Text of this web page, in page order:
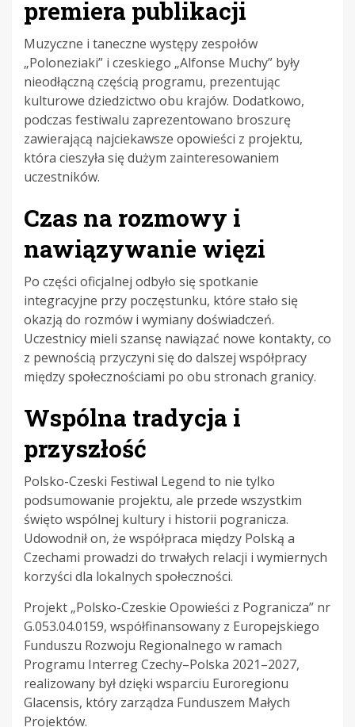
premiera publikacji
Muzyczne i taneczne występy zespołów
„Poloneziaki” i czeskiego „Alfonse Muchy” były
nieodłączną częścią programu, prezentując
kulturowe dziedzictwo obu krajów. Dodatkowo,
podczas festiwalu zaprezentowano broszurę
zawierającą najciekawsze opowieści z projektu,
która cieszyła się dużym zainteresowaniem
uczestników.
Czas na rozmowy i
nawiązywanie więzi
Po części oficjalnej odbyło się spotkanie
integracyjne przy poczęstunku, które stało się
okazją do rozmów i wymiany doświadczeń.
Uczestnicy mieli szansę nawiązać nowe kontakty, co
z pewnością przyczyni się do dalszej współpracy
między społecznościami po obu stronach granicy.
Wspólna tradycja i
przyszłość
Polsko-Czeski Festiwal Legend to nie tylko
podsumowanie projektu, ale przede wszystkim
święto wspólnej kultury i historii pogranicza.
Udowodnił on, że współpraca między Polską a
Czechami prowadzi do trwałych relacji i wymiernych
korzyści dla lokalnych społeczności.
Projekt „Polsko-Czeskie Opowieści z Pogranicza” nr
G.053.04.0159, współfinansowany z Europejskiego
Funduszu Rozwoju Regionalnego w ramach
Programu Interreg Czechy–Polska 2021–2027,
realizowany był dzięki wsparciu Euroregionu
Glacensis, który zarządza Funduszem Małych
Projektów.